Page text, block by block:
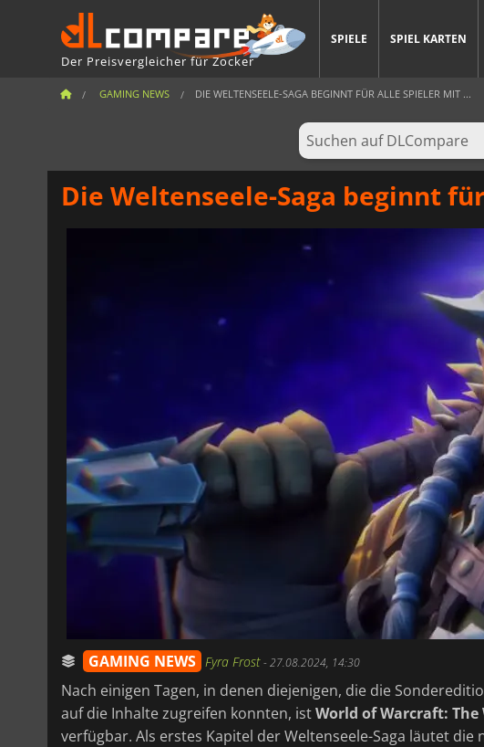
Der Preisvergleicher für Zocker
SPIELE SPIEL KARTEN
GAMING NEWS DIE WELTENSEELE-SAGA BEGINNT FÜR ALLE SPIELER MIT ...
Die Weltenseele-Saga beginnt
GAMING NEWS Fyra Frost-27.08.2024, 14:30
Nach einigen Tagen, in denen diejenigen, die die
auf die Inhalte zugreifen konnten, istWorld of Warcraft:
verfügbar. Als erstes Kapitel der Weltenseele-Saga läutet die